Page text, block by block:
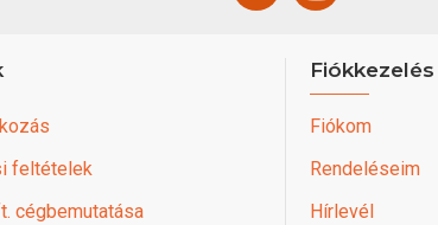
feltételek
cégbemutatása
Fiókkezelés
Fiókom
Rendeléseim
Hírlevél